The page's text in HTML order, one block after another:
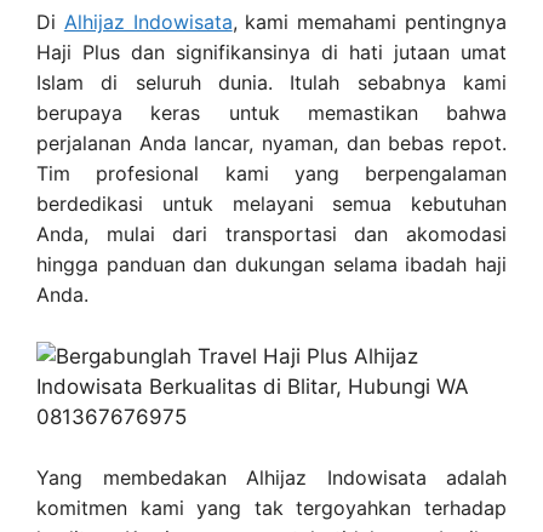
Di Alhijaz Indowisata, kami memahami pentingnya
Haji Plus dan signifikansinya di hati jutaan umat
Islam di seluruh dunia. Itulah sebabnya kami
berupaya keras untuk memastikan bahwa
perjalanan Anda lancar, nyaman, dan bebas repot.
Tim profesional kami yang berpengalaman
berdedikasi untuk melayani semua kebutuhan
Anda, mulai dari transportasi dan akomodasi
hingga panduan dan dukungan selama ibadah haji
Anda.
Yang membedakan Alhijaz Indowisata adalah
komitmen kami yang tak tergoyahkan terhadap